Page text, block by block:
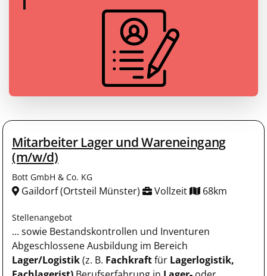
Mitarbeiter Lager und Wareneingang
(m/w/d)
Bott GmbH & Co. KG
Gaildorf (Ortsteil Münster) Vollzeit 68km
Stellenangebot
... sowie Bestandskontrollen und Inventuren
Abgeschlossene Ausbildung im Bereich
Lager/Logistik(z. B. Fachkraftfür Lagerlogistik,